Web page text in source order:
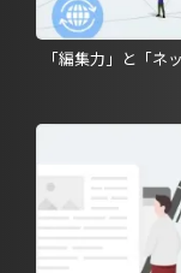
「編集力」と「ネ